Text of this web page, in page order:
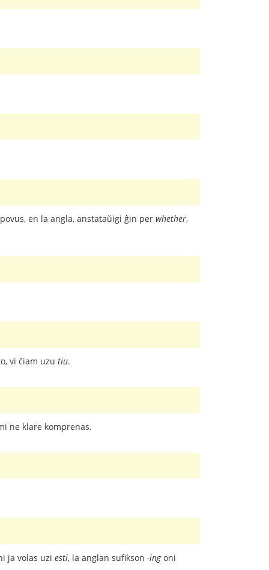
en la angla, anstataŭigi ĝin per whether,
vi ĉiam uzu tiu.
ne klare komprenas.
ja volas uzi esti, la anglan sufikson -ingoni